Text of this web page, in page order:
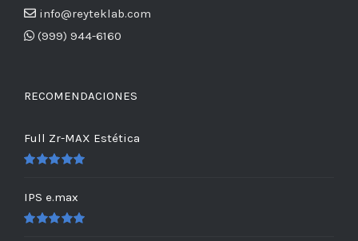
info@reyteklab.com
(999) 944-6160
RECOMENDACIONES
Full Zr-MAX Estética
IPS e.max